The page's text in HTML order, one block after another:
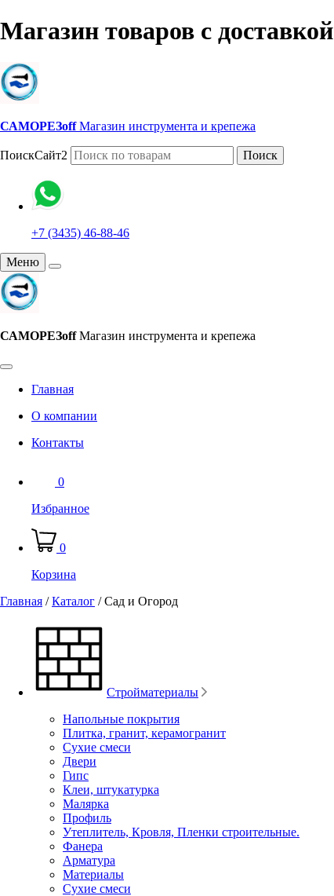
Магазин товаров с доставкой
САМОРЕЗoff Магазин инструмента и крепежа
ПоискСайт2 Поиск
+7 (3435) 46-88-46
Меню
САМОРЕЗoff Магазин инструмента и крепежа
Главная
О компании
Контакты
0
Избранное
0
Корзина
Главная /Каталог /Сад и Огород
Стройматериалы
Напольные покрытия
Плитка, гранит, керамогранит
Сухие смеси
Двери
Гипс
Клеи, штукатурка
Малярка
Профиль
Утеплитель, Кровля, Пленки строительные.
Фанера
Арматура
Материалы
Сухие смеси